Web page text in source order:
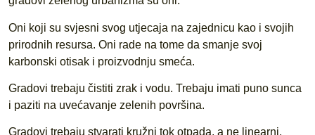
Oni koji su svjesni svog utjecaja na zajednicu kao i svojih
prirodnih resursa. Oni rade na tome da smanje svoj
karbonski otisak i proizvodnju smeća.
Gradovi trebaju čistiti zrak i vodu. Trebaju imati puno sunca
i paziti na uvećavanje zelenih površina.
Gradovi trebaju stvarati kružni tok otpada, a ne linearni.